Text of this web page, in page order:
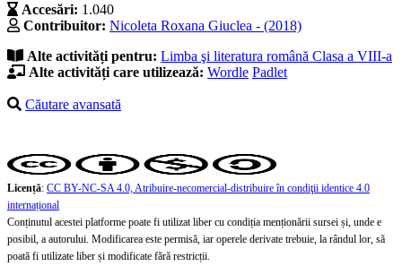
Accesări: 1.040
Contribuitor: Nicoleta Roxana Giuclea - (2018)
Alte activități pentru: Limba şi literatura română Clasa a VIII-a
Alte activități care utilizează: Wordle Padlet
Căutare avansată
Licență: CC BY-NC-SA 4.0, Atribuire-necomercial-distribuire în condiţii identice 4.0
internațional
Conținutul acestei platforme poate fi utilizat liber cu condiția menționării sursei și, unde e
posibil, a autorului. Modificarea este permisă, iar operele derivate trebuie, la rândul lor, să
poată fi utilizate liber și modificate fără restricții.